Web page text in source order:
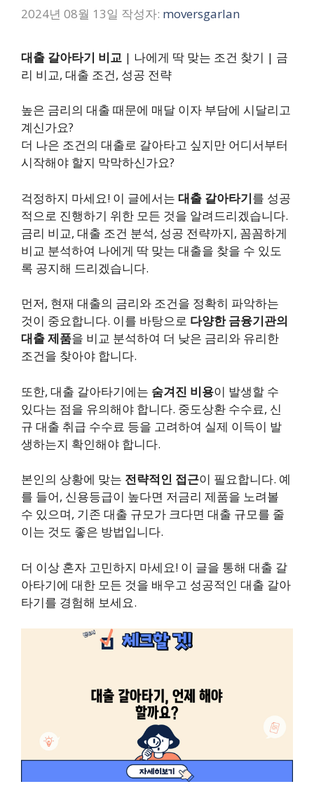
2024년 08월 13일 작성자: moversgarlan
대출 갈아타기 비교 | 나에게 딱 맞는 조건 찾기 | 금
리 비교, 대출 조건, 성공 전략
높은 금리의 대출 때문에 매달 이자 부담에 시달리고
계신가요?
더 나은 조건의 대출로 갈아타고 싶지만 어디서부터
시작해야 할지 막막하신가요?
걱정하지 마세요! 이 글에서는 대출 갈아타기를 성공
적으로 진행하기 위한 모든 것을 알려드리겠습니다.
금리 비교, 대출 조건 분석, 성공 전략까지, 꼼꼼하게
비교 분석하여 나에게 딱 맞는 대출을 찾을 수 있도
록 공지해 드리겠습니다.
먼저, 현재 대출의 금리와 조건을 정확히 파악하는
것이 중요합니다. 이를 바탕으로 다양한 금융기관의
대출 제품을 비교 분석하여 더 낮은 금리와 유리한
조건을 찾아야 합니다.
또한, 대출 갈아타기에는 숨겨진 비용이 발생할 수
있다는 점을 유의해야 합니다. 중도상환 수수료, 신
규 대출 취급 수수료 등을 고려하여 실제 이득이 발
생하는지 확인해야 합니다.
본인의 상황에 맞는 전략적인 접근이 필요합니다. 예
를 들어, 신용등급이 높다면 저금리 제품을 노려볼
수 있으며, 기존 대출 규모가 크다면 대출 규모를 줄
이는 것도 좋은 방법입니다.
더 이상 혼자 고민하지 마세요! 이 글을 통해 대출 갈
아타기에 대한 모든 것을 배우고 성공적인 대출 갈아
타기를 경험해 보세요.